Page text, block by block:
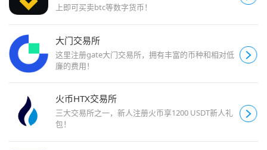
上即可买卖btc等数字货币！
大门交易所
这里注册gate大门交易所，拥有丰富的币种和相对低
廉的费用！
火币HTX交易所
三大交易所之一，新人注册火币享1200 USDT新人礼
包！